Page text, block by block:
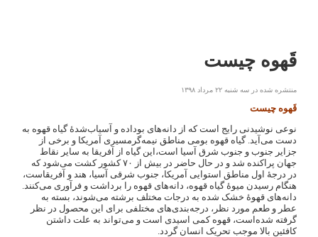
قَهوه چیست
منتشره شده در سه شنبه ۲۲ مرداد ۱۳۹۸
قَهوه چیست
نوعی نوشیدنی رایج است که از دانه‌های بوداده و آسیاب‌شدهٔ گیاه قهوه به
دست می‌آید. گیاه قهوه بومی مناطق نیمه‌گرمسیری آمریکا و برخی از
جزایر جنوب و جنوب شرق آسیا است،این گیاه از آفریقا به سایر نقاط
جهان پراکنده شد و در حال حاضر در بیش از ۷۰ کشور کشت می‌شود که
در درجهٔ اول مناطق استوایی آمریکا، جنوب شرقی آسیا، هند و آفریقاست،
هنگام رسیدن میوهٔ گیاه قهوه، دانه‌های قهوه را برداشت و فرآوری می‌کنند.
دانه‌های قهوهٔ خشک شده به درجات مختلف برشته می‌شوند، بسته به
عطر و طعم مورد نظر، درجه‌بندی‌های مختلفی برای این محصول در نظر
گرفته شده‌است، قهوه کمی اسیدی است و می‌تواند به علت داشتن
کافئین بالا موجب تحریک انسان گردد.